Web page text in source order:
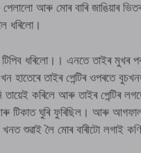
আৰু মোৰ বাৰি জাঙিয়াৰ
ধৰিলো।
টিপিব ধৰিলো।। এনতে
তাইৰ পেন্টিৰ ওপৰতে
তায়েই কৰিলে আৰু তাইৰ পেন্টিৰ
ঘুৰি ফুৰিছিল। আৰু
শুৱাই লৈ মোৰ বাৰীটো লগাই